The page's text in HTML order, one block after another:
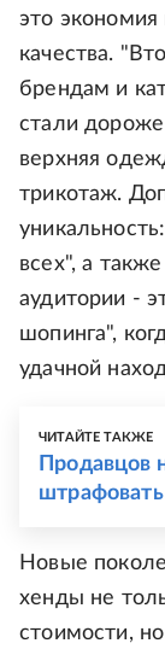
это
качества.
брендам и
стали
верхняя
трикотаж.
всех", а
аудитории -
шопинга",
удачной
ЧИТАЙТЕ ТАКЖЕ
Продавцов
Новые
хенды не
стоимости,